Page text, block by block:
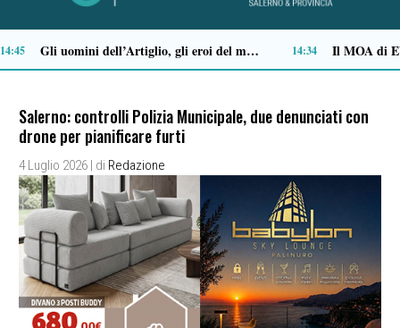
Come vestirsi in stile preppy: i capi indispensabili 12:29 Stipendi incompleti al Dea di Nocera, Pagani e Scafati. Nursind: «Chi sbaglia deve risponderne» 12:08
Salerno: controlli Polizia Municipale, due denunciati con
drone per pianificare furti
4 Luglio 2026 | di Redazione